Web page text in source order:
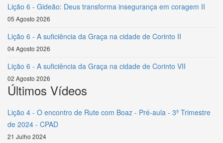
Lição 6 - Gideão: Deus transforma insegurança em coragem II
05 Agosto 2026
Lição 6 - A suficiência da Graça na cidade de Corinto II
04 Agosto 2026
Lição 6 - A suficiência da Graça na cidade de Corinto VII
02 Agosto 2026
Últimos Vídeos
Lição 4 - O encontro de Rute com Boaz - Pré-aula - 3º Trimestre
de 2024 - CPAD
21 Julho 2024